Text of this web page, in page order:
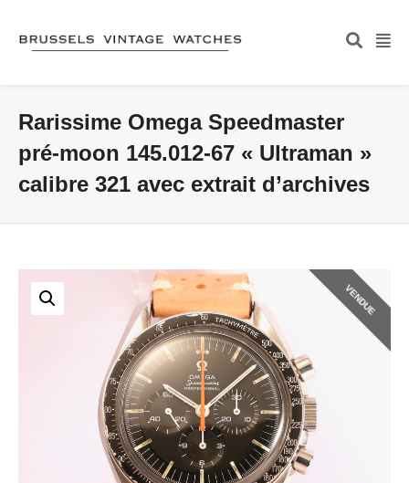
Rarissime Omega Speedmaster
pré-moon 145.012-67 « Ultraman »
calibre 321 avec extrait d’archives
VENDUE